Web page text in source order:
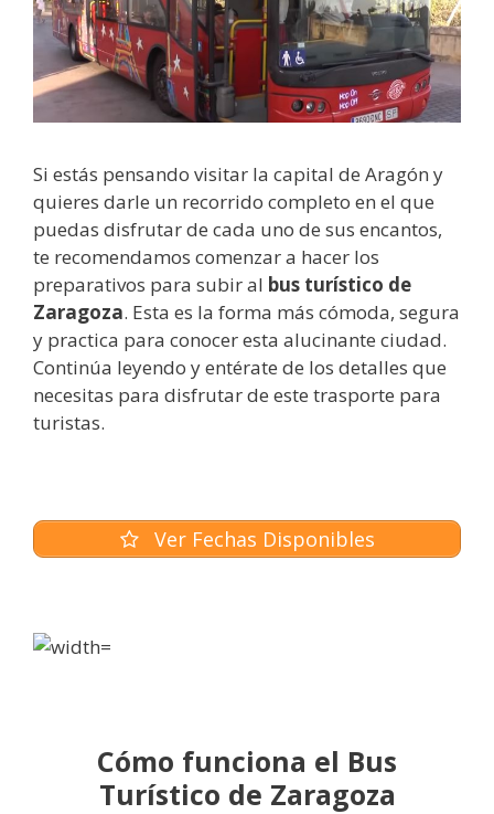
Si estás pensando visitar la capital de Aragón y
quieres darle un recorrido completo en el que
puedas disfrutar de cada uno de sus encantos,
te recomendamos comenzar a hacer los
preparativos para subir al bus turístico de
Zaragoza. Esta es la forma más cómoda, segura
y practica para conocer esta alucinante ciudad.
Continúa leyendo y entérate de los detalles que
necesitas para disfrutar de este trasporte para
turistas.
Ver Fechas Disponibles
Cómo funciona el Bus
Turístico de Zaragoza